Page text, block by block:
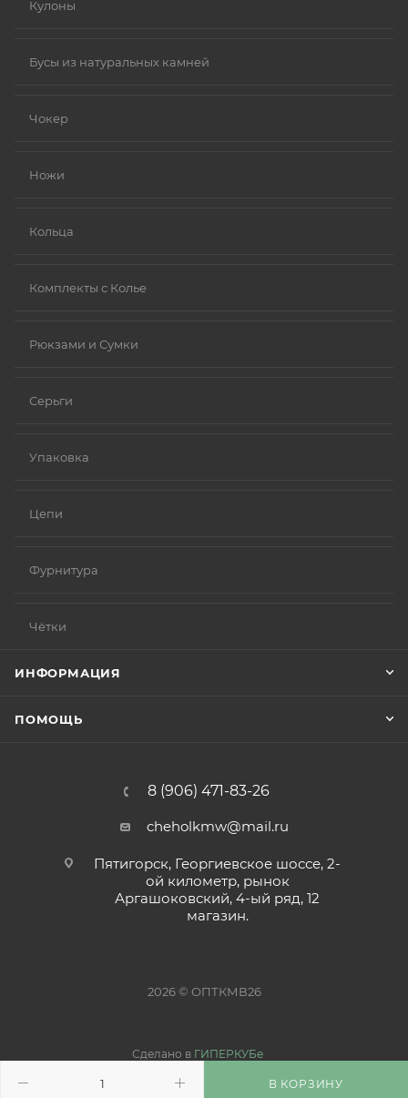
В КОРЗИНУ
Кулоны
Бусы из натуральных камней
Чокер
Ножи
Кольца
Комплекты с Колье
Рюкзами и Сумки
Серьги
Упаковка
Цепи
Фурнитура
Чётки
ИНФОРМАЦИЯ
ПОМОЩЬ
8 (906) 471-83-26
cheholkmw@mail.ru
Пятигорск, Георгиевское шоссе, 2-
ой километр, рынок
Аргашоковский, 4-ый ряд, 12
магазин.
2026 © ОПТКМВ26
Сделано в ГИПЕРКУБе